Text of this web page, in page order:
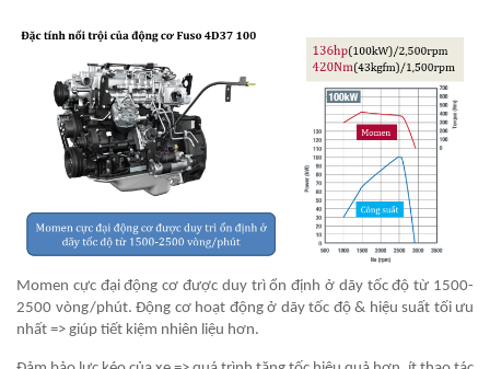
Momen cực đại động cơ được duy trì ổn định ở dãy tốc độ từ 1500-
2500 vòng/phút. Động cơ hoạt động ở dãy tốc độ & hiệu suất tối ưu
nhất => giúp tiết kiệm nhiên liệu hơn.